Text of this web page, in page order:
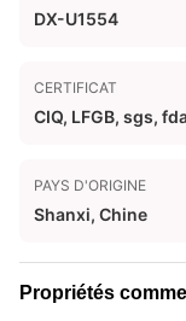
DX-U1554
CERTIFICAT
CIQ, LFGB, sgs,
PAYS D'ORIGINE
Shanxi, Chine
Propriétés